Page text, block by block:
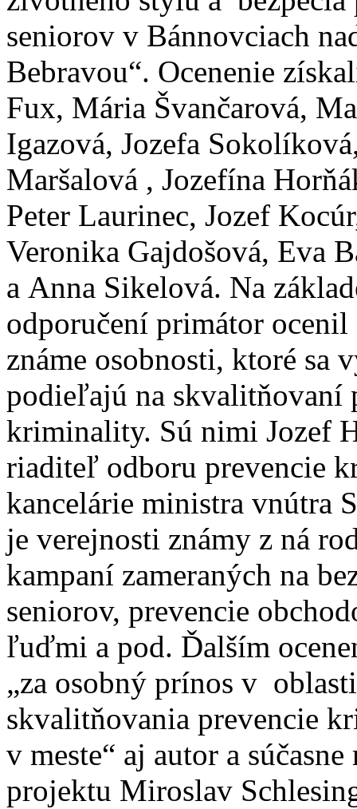
seniorov v Bánnovciach
Bebravou“. Ocenenie
Fux, Mária Švančarová,
Igazová, Jozefa
Maršalová , Jozefína
Peter Laurinec, Jozef
Veronika Gajdošová, Eva
a Anna Sikelová. Na
odporučení primátor ocenil
známe osobnosti, ktoré sa
podieľajú na skvalitňovaní
kriminality. Sú nimi Jozef
riaditeľ odboru prevencie
kancelárie ministra vnútra
je verejnosti známy z ná
kampaní zameraných na
seniorov, prevencie
ľuďmi a pod. Ďalším
„za osobný prínos v oblasti
skvalitňovania prevencie
v meste“ aj autor a
projektu Miroslav